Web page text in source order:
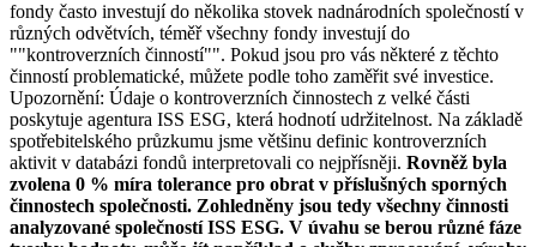
fondy často investují do několika stovek nadnárodních společností v
různých odvětvích, téměř všechny fondy investují do
""kontroverzních činností"". Pokud jsou pro vás některé z těchto
činností problematické, můžete podle toho zaměřit své investice.
Upozornění: Údaje o kontroverzních činnostech z velké části
poskytuje agentura ISS ESG, která hodnotí udržitelnost. Na základě
spotřebitelského průzkumu jsme většinu definic kontroverzních
aktivit v databázi fondů interpretovali co nejpřísněji. Rovněž byla
zvolena 0 % míra tolerance pro obrat v příslušných sporných
činnostech společnosti. Zohledněny jsou tedy všechny činnosti
analyzované společností ISS ESG. V úvahu se berou různé fáze